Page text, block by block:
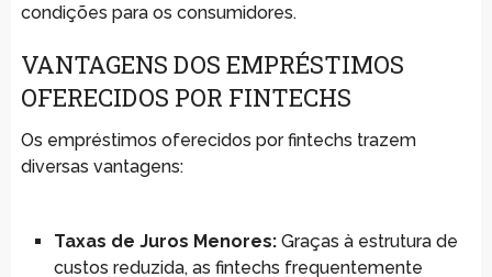
condições para os consumidores.
VANTAGENS DOS EMPRÉSTIMOS
OFERECIDOS POR FINTECHS
Os empréstimos oferecidos por fintechs trazem
diversas vantagens:
Taxas de Juros Menores:Graças à estrutura de
custos reduzida, as fintechs frequentemente